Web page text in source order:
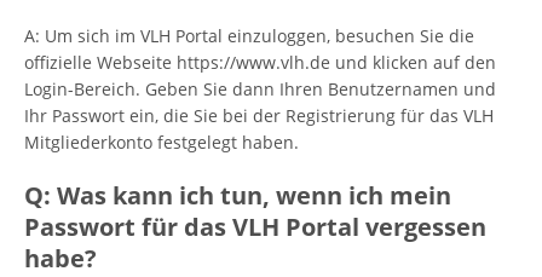
A: Um sich im VLH Portal einzuloggen, besuchen Sie die
offizielle Webseite https://www.vlh.de und klicken auf den
Login-Bereich. Geben Sie dann Ihren Benutzernamen und
Ihr Passwort ein, die Sie bei der Registrierung für das VLH
Mitgliederkonto festgelegt haben.
Q: Was kann ich tun, wenn ich mein
Passwort für das VLH Portal vergessen
habe?